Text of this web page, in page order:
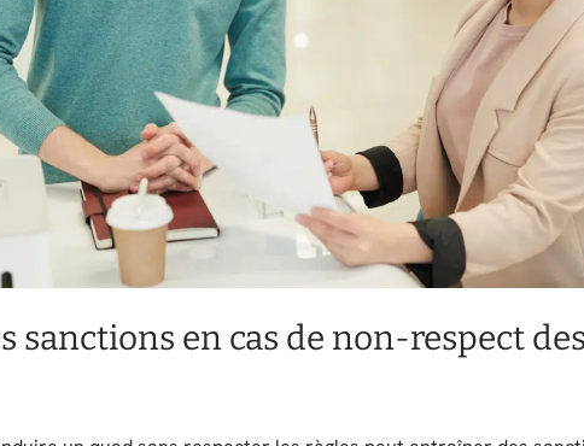
sanctions en cas de non-respect des